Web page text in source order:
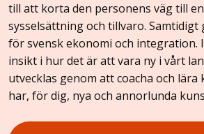
till att korta den personens väg till
sysselsättning och tillvaro. Samtidigt
för svensk ekonomi och integration.
insikt i hur det är att vara ny i vårt
utvecklas genom att coacha och lära
har, för dig, nya och annorlunda